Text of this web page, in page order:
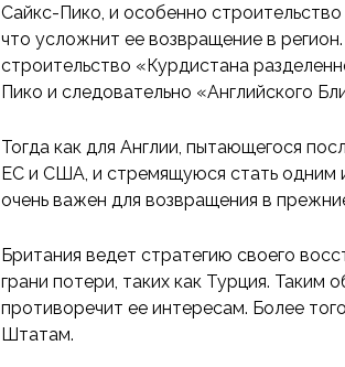
Сайкс-Пико, и особенно
что усложнит ее возвращение в
строительство «Курдистана
Пико и следовательно «Английского
Тогда как для Англии, пытающегося
ЕС и США, и стремящуюся стать одним
очень важен для возвращения в
Британия ведет стратегию своего
грани потери, таких как Турция.
противоречит ее интересам. Более
Штатам.